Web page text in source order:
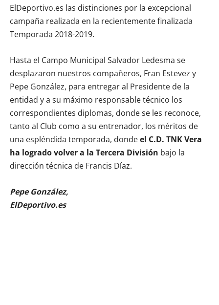
ElDeportivo.es las distinciones por la excepcional
campaña realizada en la recientemente finalizada
Temporada 2018-2019.
Hasta el Campo Municipal Salvador Ledesma se
desplazaron nuestros compañeros, Fran Estevez y
Pepe González, para entregar al Presidente de la
entidad y a su máximo responsable técnico los
correspondientes diplomas, donde se les reconoce,
tanto al Club como a su entrenador, los méritos de
una espléndida temporada, dondeel C.D. TNK Vera
ha logrado volver a la Tercera División bajo la
dirección técnica de Francis Díaz.
Pepe González,
ElDeportivo.es